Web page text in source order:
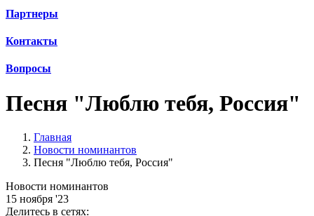
Партнеры
Контакты
Вопросы
Песня "Люблю тебя, Россия"
Главная
Новости номинантов
Песня "Люблю тебя, Россия"
Новости номинантов
15 ноября '23
Делитесь в сетях: